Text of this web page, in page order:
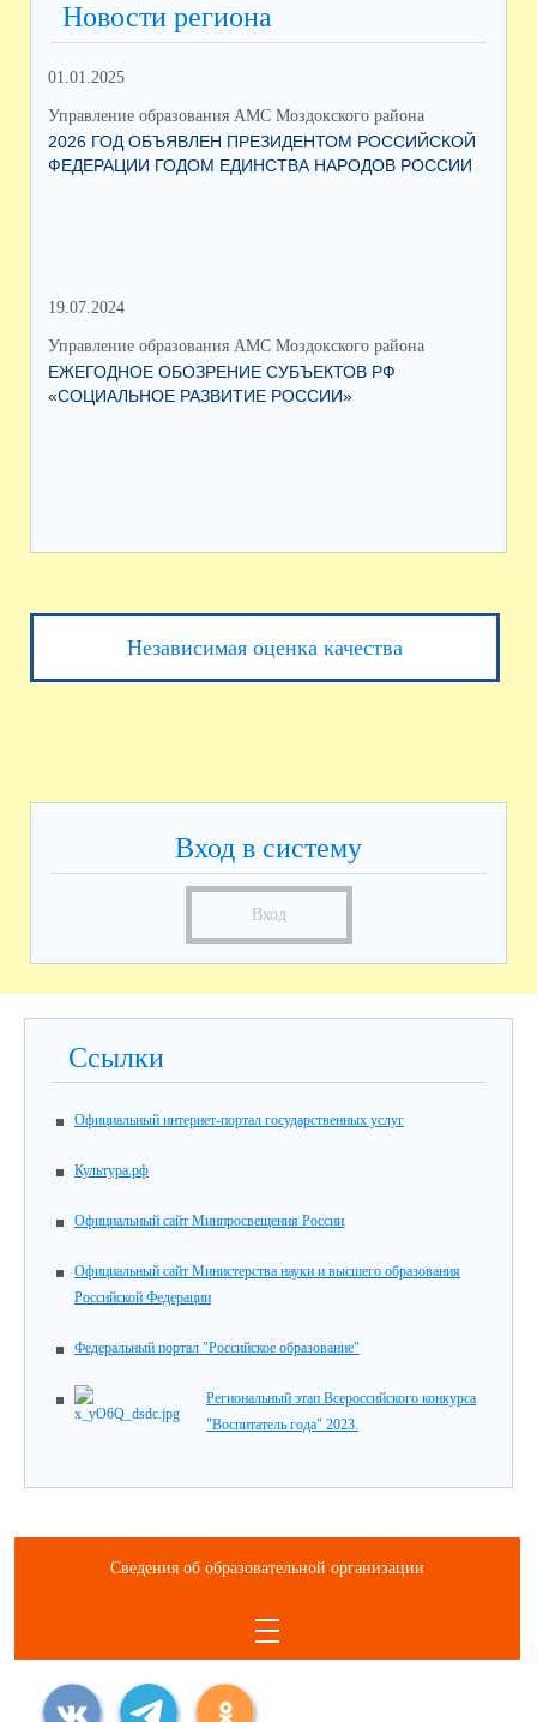
Новости региона
01.01.2025
Управление образования АМС Моздокского района
2026 ГОД ОБЪЯВЛЕН ПРЕЗИДЕНТОМ РОССИЙСКОЙ
ФЕДЕРАЦИИ ГОДОМ ЕДИНСТВА НАРОДОВ РОССИИ
19.07.2024
Управление образования АМС Моздокского района
ЕЖЕГОДНОЕ ОБОЗРЕНИЕ СУБЪЕКТОВ РФ
«СОЦИАЛЬНОЕ РАЗВИТИЕ РОССИИ»
Независимая оценка качества
Вход в систему
Вход
Ссылки
Официальный интернет-портал государственных услуг
Культура.рф
Официальный сайт Минпросвещения России
Официальный сайт Министерства науки и высшего образования
Российской Федерации
Федеральный портал "Российское образование"
Региональный этап Всероссийского конкурса
"Воспитатель года" 2023.
Сведения об образовательной организации